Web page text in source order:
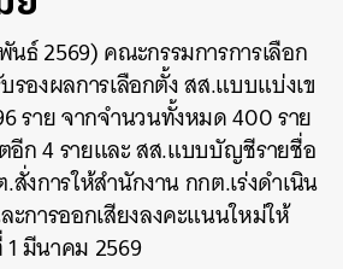
ธ์ 2569) คณะกรรมการการเลือก
รองผลการเลือกตั้ง สส.แบบแบ่งเข
ราย จากจำนวนทั้งหมด 400 ราย
อีก 4 รายและ สส.แบบบัญชีรายชื่อ
งการให้สำนักงาน กกต.เร่งดำเนิน
การออกเสียงลงคะแนนใหม่ให้
มีนาคม 2569